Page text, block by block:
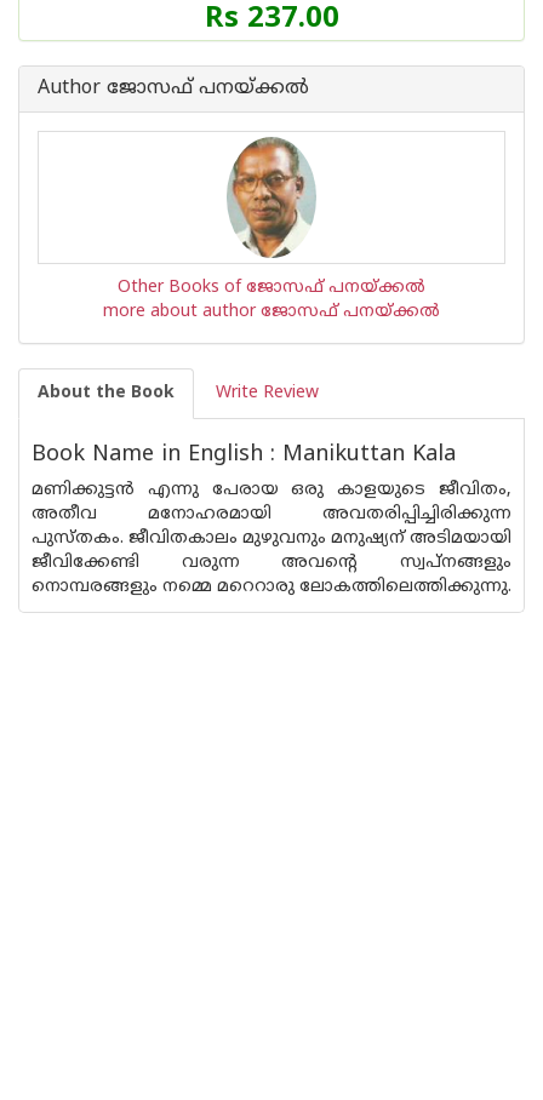
Rs 237.00
Author ജോസഫ് പനയ്ക്കല്‍
Other Books of ജോസഫ് പനയ്ക്കല്‍
more about author ജോസഫ് പനയ്ക്കല്‍
About the Book Write Review
Book Name in English : Manikuttan Kala
മണിക്കുട്ടൻ എന്നു പേരായ ഒരു കാളയുടെ ജീവിതം,
അതീവ മനോഹരമായി അവതരിപ്പിച്ചിരിക്കുന്ന
പുസ്‌തകം. ജീവിതകാലം മുഴുവനും മനുഷ്യന് അടിമയായി
ജീവിക്കേണ്ടി വരുന്ന അവന്റെ സ്വപ്‌നങ്ങളും
നൊമ്പരങ്ങളും നമ്മെ മറെറാരു ലോകത്തിലെത്തിക്കുന്നു.